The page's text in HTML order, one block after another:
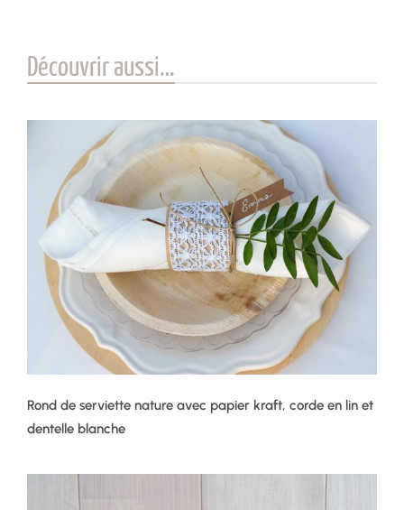
Découvrir aussi…
Rond de serviette nature avec papier kraft, corde en lin et
dentelle blanche